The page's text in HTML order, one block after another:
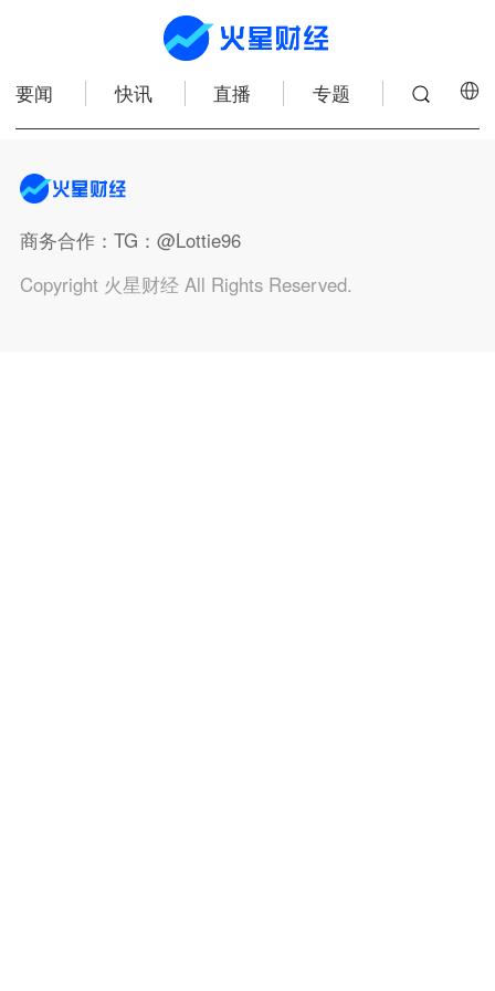
要闻 快讯 直播 专题
商务合作：TG：@Lottie96
Copyright 火星财经 All Rights Reserved.